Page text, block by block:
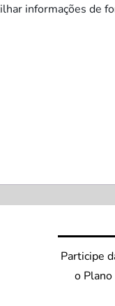
informações de
Participe
o